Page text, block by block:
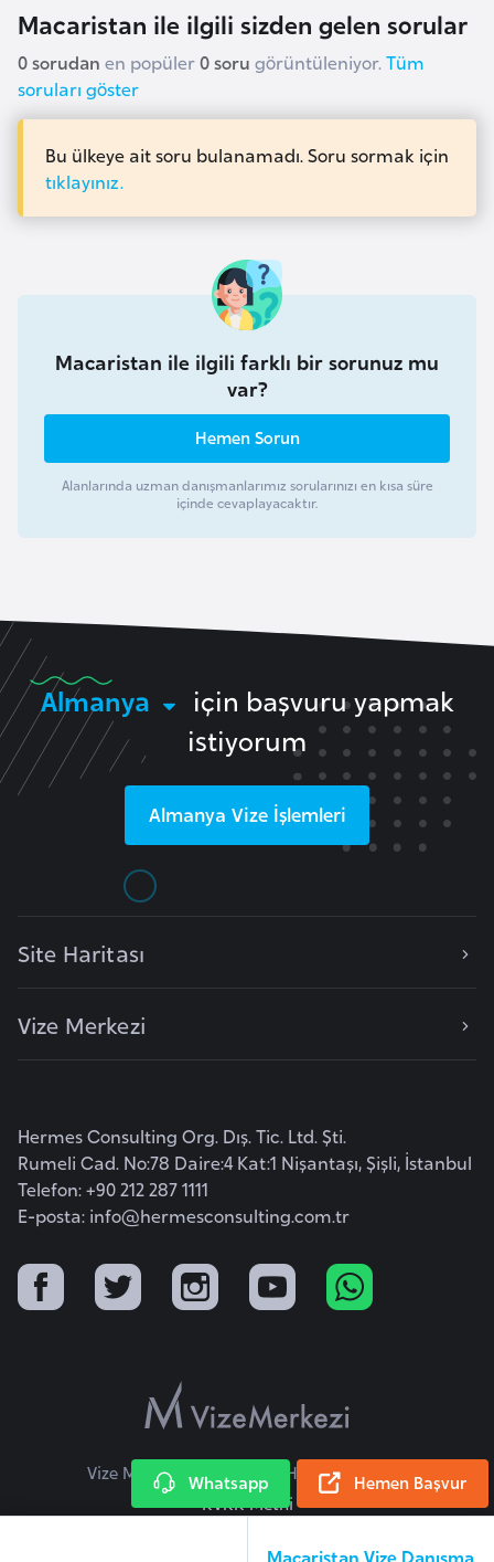
Macaristan ile ilgili sizden gelen sorular
0 sorudan en popüler0 soru görüntüleniyor.Tüm
soruları göster
Bu ülkeye ait soru bulanamadı. Soru sormak için
tıklayınız.
Macaristan ile ilgili farklı bir sorunuz mu
var?
Hemen Sorun
Alanlarında uzman danışmanlarımız sorularınızı en kısa süre
içinde cevaplayacaktır.
Macaristan Vize Danışma
Almanya
için başvuru yapmak
istiyorum
Almanya Vize İşlemleri
Site Haritası
Vize Merkezi
Hermes Consulting Org. Dış. Tic. Ltd. Şti.
Rumeli Cad. No:78 Daire:4 Kat:1 Nişantaşı, Şişli, İstanbul
Telefon: +90 212 287 1111
E-posta: info@hermesconsulting.com.tr
Vize Merkezi © 2026 Tüm Hakları Saklıdır.
KVKK Metni
a
m
b
i
G
e
G
i
n
a
a
n
e
y
K
o
r
e
S
Hemen Başvur
Whatsapp